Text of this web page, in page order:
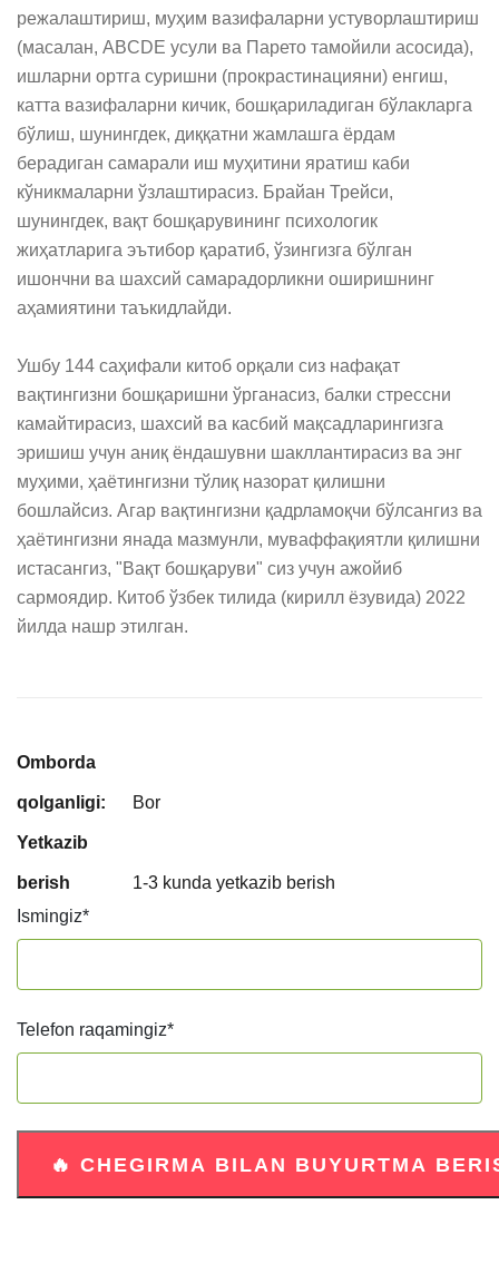
режалаштириш, муҳим вазифаларни устуворлаштириш
(масалан, ABCDE усули ва Парето тамойили асосида),
ишларни ортга суришни (прокрастинацияни) енгиш,
катта вазифаларни кичик, бошқариладиган бўлакларга
бўлиш, шунингдек, диққатни жамлашга ёрдам
берадиган самарали иш муҳитини яратиш каби
кўникмаларни ўзлаштирасиз. Брайан Трейси,
шунингдек, вақт бошқарувининг психологик
жиҳатларига эътибор қаратиб, ўзингизга бўлган
ишончни ва шахсий самарадорликни оширишнинг
аҳамиятини таъкидлайди.
Ушбу 144 саҳифали китоб орқали сиз нафақат
вақтингизни бошқаришни ўрганасиз, балки стрессни
камайтирасиз, шахсий ва касбий мақсадларингизга
эришиш учун аниқ ёндашувни шакллантирасиз ва энг
муҳими, ҳаётингизни тўлиқ назорат қилишни
бошлайсиз. Агар вақтингизни қадрламоқчи бўлсангиз ва
ҳаётингизни янада мазмунли, муваффақиятли қилишни
истасангиз, "Вақт бошқаруви" сиз учун ажойиб
сармоядир. Китоб ўзбек тилида (кирилл ёзувида) 2022
йилда нашр этилган.
Omborda
qolganligi: Bor
Yetkazib
berish
1-3 kunda yetkazib berish
Ismingiz*
Telefon raqamingiz*